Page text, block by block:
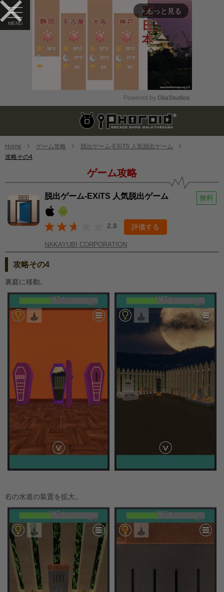
arrow_forward_ios もっと見る
Mute
Powered by GliaStudios
Home ゲーム攻略
脱出ゲーム-EXiTS 人気脱出ゲーム
攻略その4
ゲーム攻略
脱出ゲーム-EXiTS 人気脱出ゲーム 無料
2.8 評価する
NAKAYUBI CORPORATION
攻略その4
裏庭に移動。
右の水道の装置を拡大。